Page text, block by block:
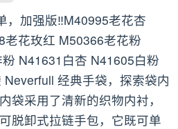
，加强版‼️M40995老花杏
花玫红 M50366老花粉
N41631白杏 N41605白粉
经典手袋，探索袋内
袋采用了清新的织物内衬，
脱卸式拉链手包，它既可单